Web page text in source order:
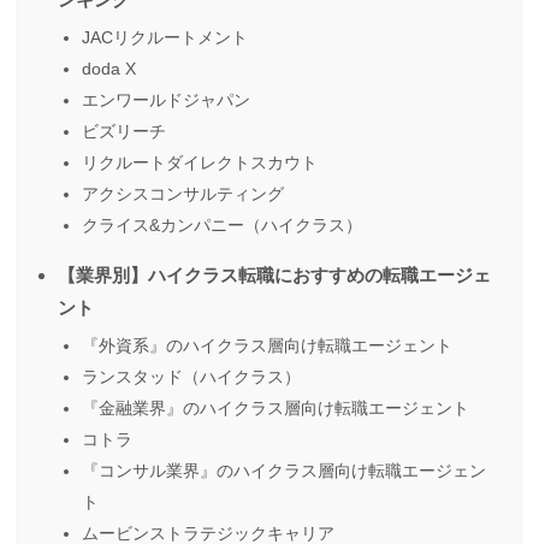
JACリクルートメント
doda X
エンワールドジャパン
ビズリーチ
リクルートダイレクトスカウト
アクシスコンサルティング
クライス&カンパニー（ハイクラス）
【業界別】ハイクラス転職におすすめの転職エージェ
ント
『外資系』のハイクラス層向け転職エージェント
ランスタッド（ハイクラス）
『金融業界』のハイクラス層向け転職エージェント
コトラ
『コンサル業界』のハイクラス層向け転職エージェン
ト
ムービンストラテジックキャリア